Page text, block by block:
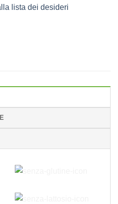
lista dei desideri